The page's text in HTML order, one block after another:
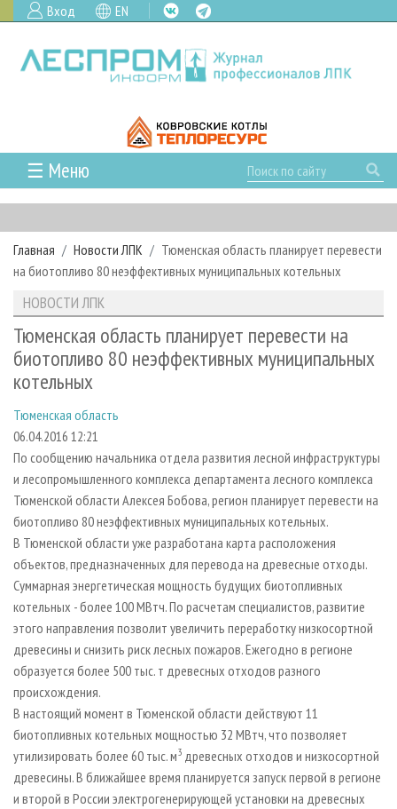
Вход EN
☰ Меню
ГЛАВНАЯ
РУБРИКИ И ТЕМЫ
РУБРИКИ ЖУРНАЛА
ЛЕСОЗАГОТОВКА
ЛЕСОПИЛЕНИЕ
ДЕРЕВООБРАБОТКА
СУШКА ДРЕВЕСИНЫ
ПРОИЗВОДСТВО ДРЕВЕСНЫХ ПЛИТ
ДЕРЕВЯННОЕ ДОМОСТРОЕНИЕ
ПРОИЗВОДСТВО МЕБЕЛИ
БИОЭНЕРГЕТИКА
ЦБП
ИНСТРУМЕНТ И МАТЕРИАЛЫ
НОВОСТИ
НОВОСТИ ЛПК
НОВОСТИ ЖУРНАЛА
НОВОСТИ КОМПАНИЙ
ПРОЕКТЫ ЛПИ
АНАЛИТИКА
ПРЕДПРИЯТИЯ ЛПК
ЛЕСНЫЕ РЕГИОНЫ РОССИИ
ПЕРСОНЫ
МОБИЛЬНЫЕ ВЫСТАВКИ
ОФИЦИАЛЬНЫЕ ДЕЛЕГАЦИИ
ПРИОРИТЕТНЫЕ ИНВЕСТПРОЕКТЫ
RUSSIAN FORESTRY REVIEW
ГАЗЕТА ЛЕСПРОМФОРУМ
БИБЛИОТЕКА СПЕЦИАЛИСТА
АРХИВ ЖУРНАЛОВ
СТАТЬИ
О ЖУРНАЛЕ
ПОДПИСКА
КОНТАКТЫ
РЕКЛАМОДАТЕЛЯМ
РЕКЛАМА
РЕКЛАМА НА САЙТЕ
Главная Новости ЛПК
Тюменская область планирует перевести
на биотопливо 80 неэффективных муниципальных котельных
НОВОСТИ ЛПК
Тюменская область планирует перевести на
биотопливо 80 неэффективных муниципальных
котельных
Тюменская область
06.04.2016 12:21
По сообщению начальника отдела развития лесной инфраструктуры
и лесопромышленного комплекса департамента лесного комплекса
Тюменской области Алексея Бобова, регион планирует перевести на
биотопливо 80 неэффективных муниципальных котельных.
В Тюменской области уже разработана карта расположения
объектов, предназначенных для перевода на древесные отходы.
Суммарная энергетическая мощность будущих биотопливных
котельных - более 100 МВтч. По расчетам специалистов, развитие
этого направления позволит увеличить переработку низкосортной
древесины и снизить риск лесных пожаров. Ежегодно в регионе
образуется более 500 тыс. т древесных отходов разного
происхождения.
В настоящий момент в Тюменской области действуют 11
биотопливных котельных мощностью 32 МВтч, что позволяет
утилизировать более 60 тыс. м3 древесных отходов и низкосортной
древесины. В ближайшее время планируется запуск первой в регионе
и второй в России электрогенерирующей установки на древесных